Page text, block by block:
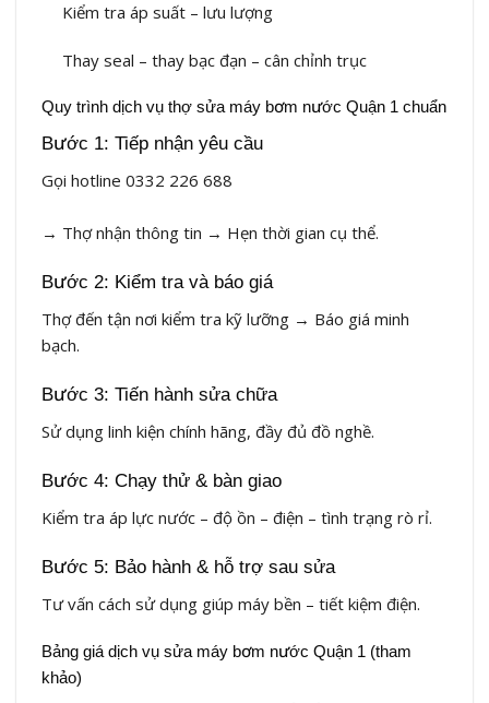
Kiểm tra áp suất – lưu lượng
Thay seal – thay bạc đạn – cân chỉnh trục
Quy trình dịch vụ thợ sửa máy bơm nước Quận 1 chuẩn
Bước 1: Tiếp nhận yêu cầu
Gọi hotline 0332 226 688
→ Thợ nhận thông tin → Hẹn thời gian cụ thể.
Bước 2: Kiểm tra và báo giá
Thợ đến tận nơi kiểm tra kỹ lưỡng → Báo giá minh
bạch.
Bước 3: Tiến hành sửa chữa
Sử dụng linh kiện chính hãng, đầy đủ đồ nghề.
Bước 4: Chạy thử & bàn giao
Kiểm tra áp lực nước – độ ồn – điện – tình trạng rò rỉ.
Bước 5: Bảo hành & hỗ trợ sau sửa
Tư vấn cách sử dụng giúp máy bền – tiết kiệm điện.
Bảng giá dịch vụ sửa máy bơm nước Quận 1 (tham
khảo)